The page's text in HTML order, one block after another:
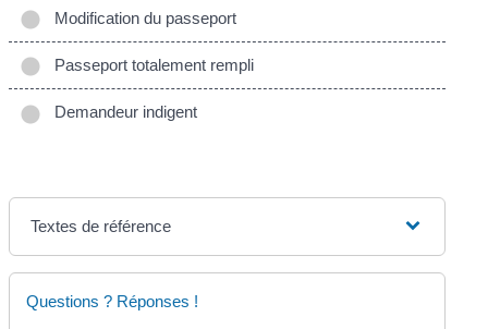
Modification du passeport
Passeport totalement rempli
Demandeur indigent
Textes de référence
Questions ? Réponses !